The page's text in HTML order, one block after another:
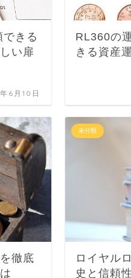
きる
い扉
6月10日
RL360の
きる資産
徹底
未分類
ロイヤル
史と信頼